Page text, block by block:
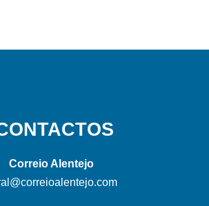
Correio Alentejo